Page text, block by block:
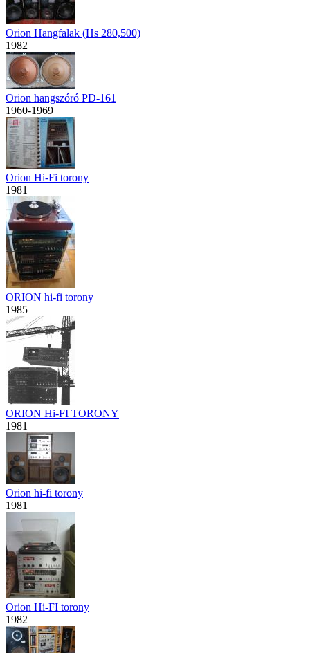
Orion Hangfalak (Hs 280,500)
1982
Orion hangszóró PD-161
1960-1969
Orion Hi-Fi torony
1981
ORION hi-fi torony
1985
ORION Hi-FI TORONY
1981
Orion hi-fi torony
1981
Orion Hi-FI torony
1982